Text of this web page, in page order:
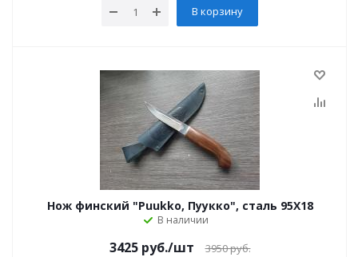
В корзину
Нож финский "Puukko, Пуукко", сталь 95Х18
В наличии
3425 руб./шт 3950 руб.